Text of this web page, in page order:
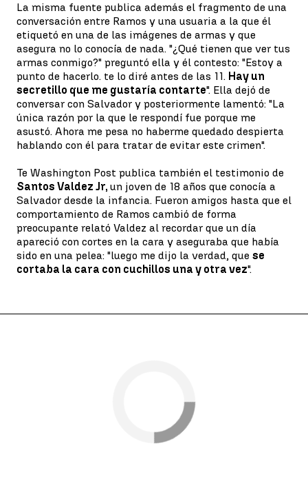
La misma fuente publica además el fragmento de una
conversación entre Ramos y una usuaria a la que él
etiquetó en una de las imágenes de armas y que
asegura no lo conocía de nada. "¿Qué tienen que ver tus
armas conmigo?" preguntó ella y él contesto: "Estoy a
punto de hacerlo. te lo diré antes de las 11. Hay un
secretillo que me gustaría contarte". Ella dejó de
conversar con Salvador y posteriormente lamentó: "La
única razón por la que le respondí fue porque me
asustó. Ahora me pesa no haberme quedado despierta
hablando con él para tratar de evitar este crimen".
Te Washington Post publica también el testimonio de
Santos Valdez Jr, un joven de 18 años que conocía a
Salvador desde la infancia. Fueron amigos hasta que el
comportamiento de Ramos cambió de forma
preocupante relató Valdez al recordar que un día
apareció con cortes en la cara y aseguraba que había
sido en una pelea: "luego me dijo la verdad, que se
cortaba la cara con cuchillos una y otra vez".